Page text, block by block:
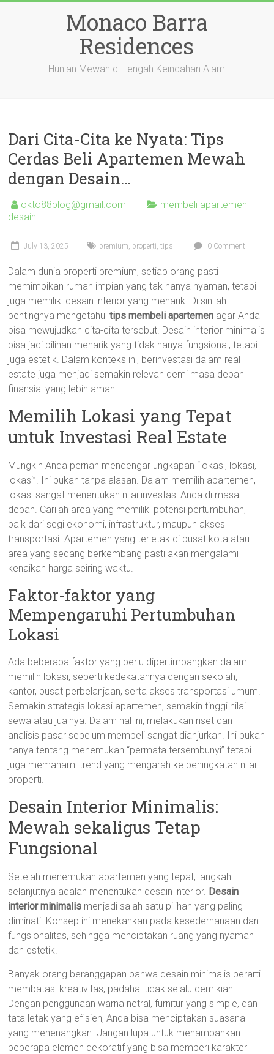
Monaco Barra
Residences
Hunian Mewah di Tengah Keindahan Alam
Dari Cita-Cita ke Nyata: Tips
Cerdas Beli Apartemen Mewah
dengan Desain…
okto88blog@gmail.com
membeli apartemen
desain
July 13, 2025 premium, properti,tips 0 Comment
Dalam dunia properti premium, setiap orang pasti
memimpikan rumah impian yang tak hanya nyaman, tetapi
juga memiliki desain interior yang menarik. Di sinilah
pentingnya mengetahuitips membeli apartemen agar Anda
bisa mewujudkan cita-cita tersebut. Desain interior minimalis
bisa jadi pilihan menarik yang tidak hanya fungsional, tetapi
juga estetik. Dalam konteks ini, berinvestasi dalam real
estate juga menjadi semakin relevan demi masa depan
finansial yang lebih aman.
Memilih Lokasi yang Tepat
untuk Investasi Real Estate
Mungkin Anda pernah mendengar ungkapan “lokasi, lokasi,
lokasi”. Ini bukan tanpa alasan. Dalam memilih apartemen,
lokasi sangat menentukan nilai investasi Anda di masa
depan. Carilah area yang memiliki potensi pertumbuhan,
baik dari segi ekonomi, infrastruktur, maupun akses
transportasi. Apartemen yang terletak di pusat kota atau
area yang sedang berkembang pasti akan mengalami
kenaikan harga seiring waktu.
Faktor-faktor yang
Mempengaruhi Pertumbuhan
Lokasi
Ada beberapa faktor yang perlu dipertimbangkan dalam
memilih lokasi, seperti kedekatannya dengan sekolah,
kantor, pusat perbelanjaan, serta akses transportasi umum.
Semakin strategis lokasi apartemen, semakin tinggi nilai
sewa atau jualnya. Dalam hal ini, melakukan riset dan
analisis pasar sebelum membeli sangat dianjurkan. Ini bukan
hanya tentang menemukan “permata tersembunyi” tetapi
juga memahami trend yang mengarah ke peningkatan nilai
properti.
Desain Interior Minimalis:
Mewah sekaligus Tetap
Fungsional
Setelah menemukan apartemen yang tepat, langkah
selanjutnya adalah menentukan desain interior. Desain
interior minimalis menjadi salah satu pilihan yang paling
diminati. Konsep ini menekankan pada kesederhanaan dan
fungsionalitas, sehingga menciptakan ruang yang nyaman
dan estetik.
Banyak orang beranggapan bahwa desain minimalis berarti
membatasi kreativitas, padahal tidak selalu demikian.
Dengan penggunaan warna netral, furnitur yang simple, dan
tata letak yang efisien, Anda bisa menciptakan suasana
yang menenangkan. Jangan lupa untuk menambahkan
beberapa elemen dekoratif yang bisa memberi karakter